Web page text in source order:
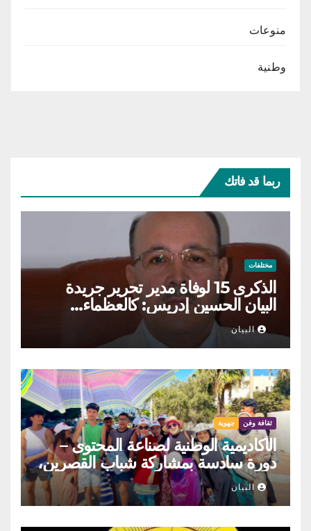
منوعات
وطنية
ربما قد فاتك
مختلفات
الذكرى 15 لوفاة مدير تحرير جريدة
البيان الحسين إدريس: كالعظماء…
عاش شامخا ورحل واقفا
البيان
ثقافة وفن جهوية
الأكاديمية الوطنية لصناعة المحتوى –
دورة سادسة بمشاركة شباب القصرين،
المنستير والمهدية
البيان